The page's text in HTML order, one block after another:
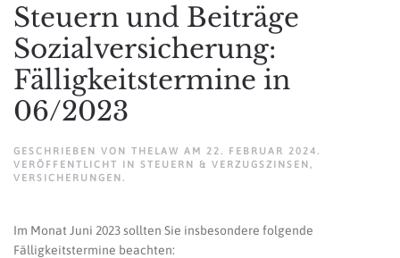
Steuern und Beiträge
Sozialversicherung:
Fälligkeitstermine in
06/2023
GESCHRIEBEN VON THELAW AM 22. FEBRUAR 2024 .
VERÖFFENTLICHT IN STEUERN & VERZUGSZINSEN ,
VERSICHERUNGEN .
Im Monat Juni 2023 sollten Sie insbesondere folgende
Fälligkeitstermine beachten: